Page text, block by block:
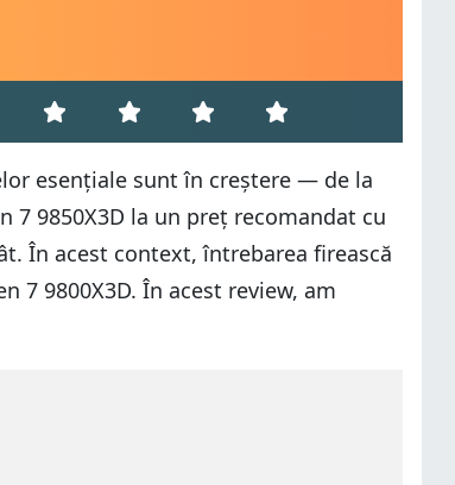
esențiale sunt în creștere — de la
7 9850X3D la un preț recomandat cu
În acest context, întrebarea firească
7 9800X3D. În acest review, am